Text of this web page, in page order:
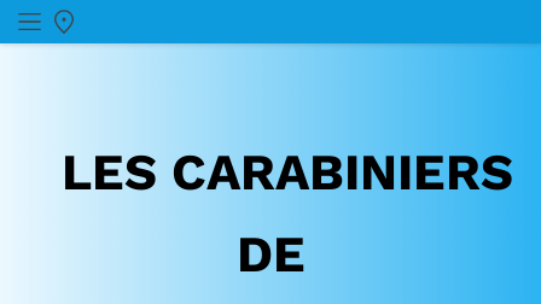
LES CARABINIERS
DE